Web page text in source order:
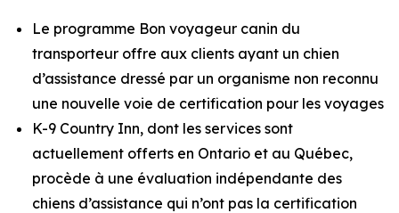
Le programme Bon voyageur canin du
transporteur offre aux clients ayant un chien
d’assistance dressé par un organisme non reconnu
une nouvelle voie de certification pour les voyages
K-9 Country Inn, dont les services sont
actuellement offerts en Ontario et au Québec,
procède à une évaluation indépendante des
chiens d’assistance qui n’ont pas la certification